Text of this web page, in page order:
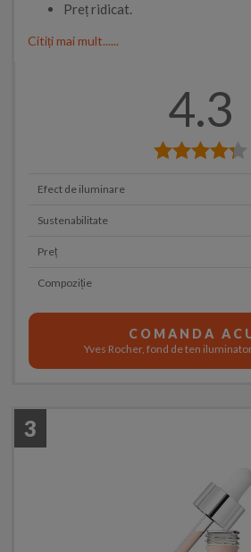
Preț ridicat.
Citiți mai mult......
4.3
Efect de iluminare
Sustenabilitate
Preț
Compoziție
COMANDA
Yves Rocher, fond de ten
3